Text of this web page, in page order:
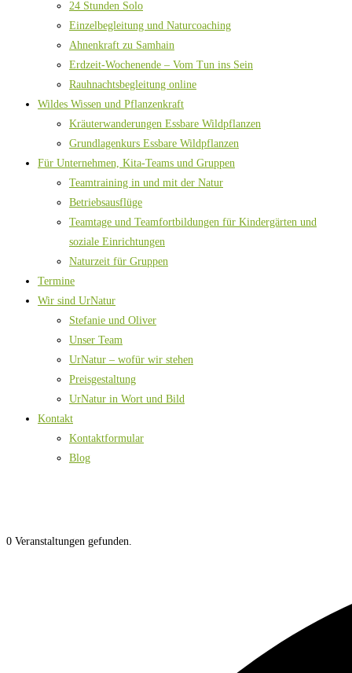
24 Stunden Solo
Einzelbegleitung und Naturcoaching
Ahnenkraft zu Samhain
Erdzeit-Wochenende – Vom Tun ins Sein
Rauhnachtsbegleitung online
Wildes Wissen und Pflanzenkraft
Kräuterwanderungen Essbare Wildpflanzen
Grundlagenkurs Essbare Wildpflanzen
Für Unternehmen, Kita-Teams und Gruppen
Teamtraining in und mit der Natur
Betriebsausflüge
Teamtage und Teamfortbildungen für Kindergärten und
soziale Einrichtungen
Naturzeit für Gruppen
Termine
Wir sind UrNatur
Stefanie und Oliver
Unser Team
UrNatur – wofür wir stehen
Preisgestaltung
UrNatur in Wort und Bild
Kontakt
Kontaktformular
Blog
0 Veranstaltungen gefunden.